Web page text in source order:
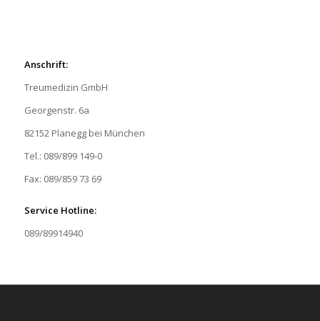
Anschrift:
Treumedizin GmbH
Georgenstr. 6a
82152 Planegg bei München
Tel.: 089/899 149-0
Fax: 089/859 73 69
Service Hotline:
089/89914940